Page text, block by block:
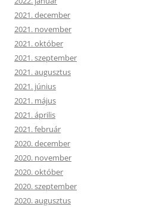
2021. december
2021. november
2021. október
2021. szeptember
2021. augusztus
2021. június
2021. május
2021. április
2021. február
2020. december
2020. november
2020. október
2020. szeptember
2020. augusztus